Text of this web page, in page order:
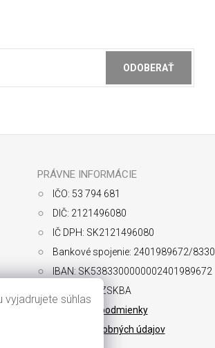
súhlas
ODOBERAŤ
PRÁVNE INFORMÁCIE
IČO: 53 794 681
DIČ: 2121496080
IČ DPH: SK2121496080
Bankové spojenie: 2401989672/8330
IBAN: SK5383300000002401989672
SWIFT: FIOZSKBA
Obchodné podmienky
Ochrana osobných údajov